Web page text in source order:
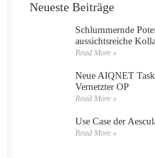
Neueste Beiträge
Schlummernde
aussichtsreiche
Read More »
Neue AIQNET
Vernetzter OP
Read More »
Use Case der
Read More »